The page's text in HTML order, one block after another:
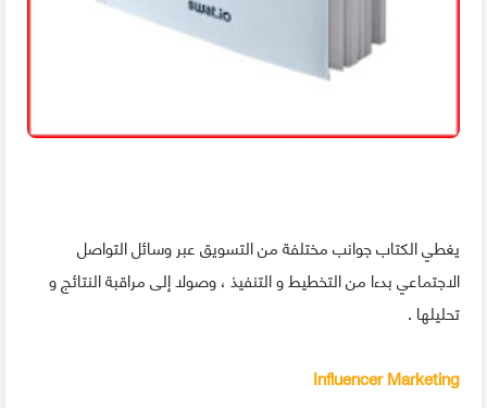
يغطي الكتاب جوانب مختلفة من التسويق عبر وسائل التواصل
الاجتماعي بدءا من التخطيط و التنفيذ ، وصولا إلى مراقبة النتائج و
تحليلها .
Influencer Marketing